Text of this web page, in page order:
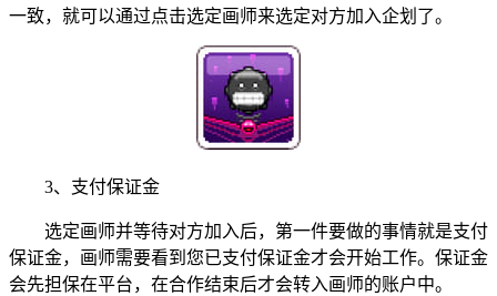
一致，就可以通过点击选定画师来选定对方加入企划了。
3、支付保证金
选定画师并等待对方加入后，第一件要做的事情就是支付
保证金，画师需要看到您已支付保证金才会开始工作。保证金
会先担保在平台，在合作结束后才会转入画师的账户中。